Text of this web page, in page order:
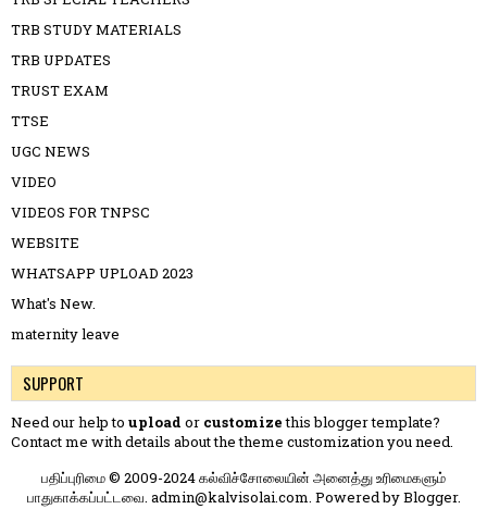
TRB STUDY MATERIALS
TRB UPDATES
TRUST EXAM
TTSE
UGC NEWS
VIDEO
VIDEOS FOR TNPSC
WEBSITE
WHATSAPP UPLOAD 2023
What's New.
maternity leave
SUPPORT
Need our help to upload or customizethis blogger template?
Contact me with details about the theme customization you need.
பதிப்புரிமை © 2009-2024 கல்விச்சோலையின் அனைத்து உரிமைகளும்
பாதுகாக்கப்பட்டவை. admin@kalvisolai.com. Powered byBlogger.